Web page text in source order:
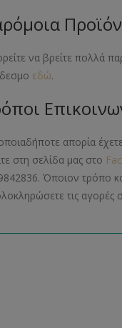
να βρείτε πολλά
εδώ.
απορία
στη σελίδα μας στο
Όποιον τρόπο
τις αγορές